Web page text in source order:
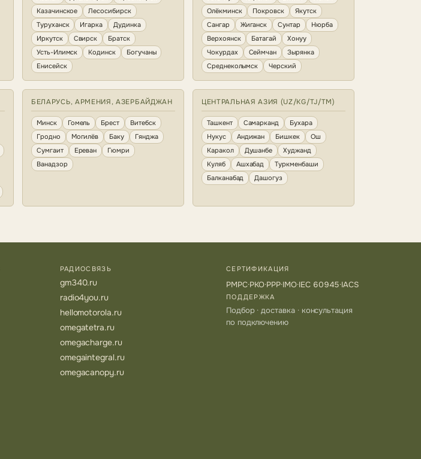
Казачинское
Лесосибирск
Туруханск
Игарка
Дудинка
Иркутск
Свирск
Братск
Усть-Илимск
Кодинск
Богучаны
Енисейск
Олёкминск
Покровск
Якутск
Сангар
Жиганск Сунтар
Нюрба
Верхоянск
Батагай
Хонуу
Чокурдах
Сеймчан
Зырянка
Среднеколымск
Черский
БЕЛАРУСЬ, АРМЕНИЯ, АЗЕРБАЙДЖАН
Минск Гомель Брест
Витебск
Гродно
Могилёв Баку
Гянджа
Сумгаит
Ереван
Гюмри
Ванадзор
ЦЕНТРАЛЬНАЯ АЗИЯ (UZ/KG/TJ/TM)
Ташкент Самарканд
Бухара
Нукус
Андижан Бишкек
Ош
Каракол
Душанбе
Худжанд
Куляб
Ашхабад
Туркменбаши
Балканабад
Дашогуз
РАДИОСВЯЗЬ
gm340.ru
radio4you.ru
hellomotorola.ru
omegatetra.ru
omegacharge.ru
omegaintegral.ru
omegacanopy.ru
СЕРТИФИКАЦИЯ
РМРС·РКО·РРР·IMO·IEC 60945·IACS
ПОДДЕРЖКА
Подбор · доставка · консультация
по подключению